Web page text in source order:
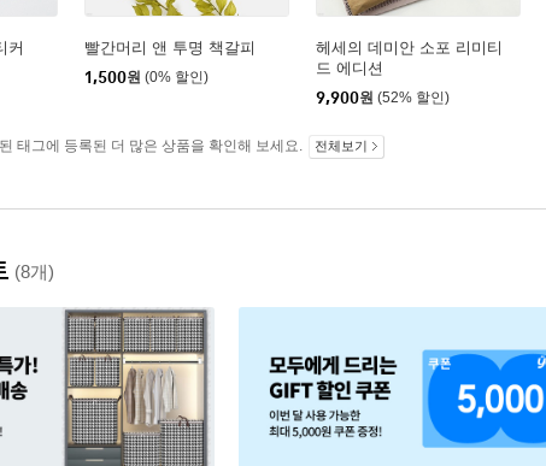
커 빨간머리 앤 투명 책갈피
1,500원 (0% 할인)
헤세의 데미안 소포 리미티
드 에디션
9,900원 (52% 할인)
태그에 등록된 더 많은 상품을 확인해 보세요. 전체보기
(8개)